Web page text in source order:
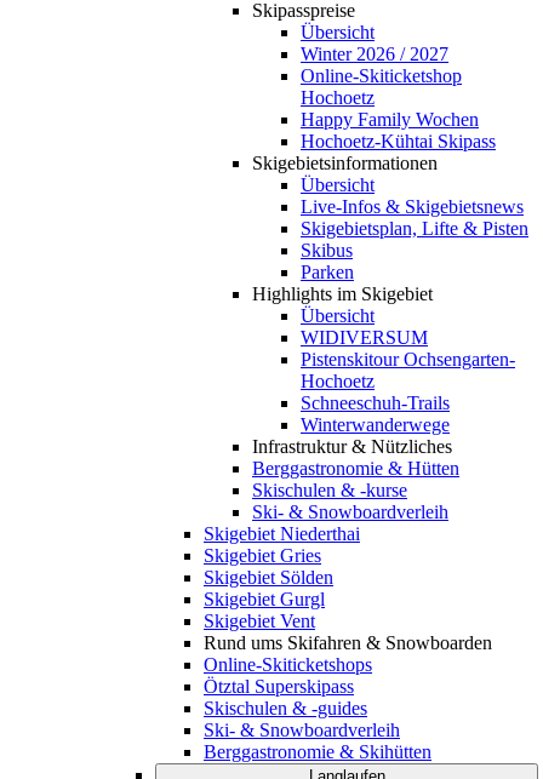
Skipasspreise
Übersicht
Winter 2026 / 2027
Online-Skiticketshop
Hochoetz
Happy Family Wochen
Hochoetz-Kühtai Skipass
Skigebietsinformationen
Übersicht
Live-Infos & Skigebietsnews
Skigebietsplan, Lifte & Pisten
Skibus
Parken
Highlights im Skigebiet
Übersicht
WIDIVERSUM
Pistenskitour Ochsengarten-
Hochoetz
Schneeschuh-Trails
Winterwanderwege
Infrastruktur & Nützliches
Berggastronomie & Hütten
Skischulen & -kurse
Ski- & Snowboardverleih
Skigebiet Niederthai
Skigebiet Gries
Skigebiet Sölden
Skigebiet Gurgl
Skigebiet Vent
Rund ums Skifahren & Snowboarden
Online-Skiticketshops
Ötztal Superskipass
Skischulen & -guides
Ski- & Snowboardverleih
Berggastronomie & Skihütten